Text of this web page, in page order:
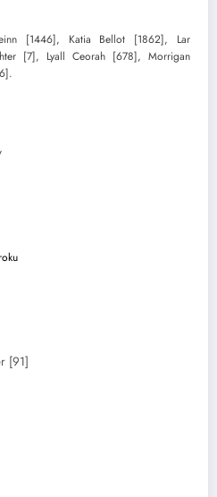
[1446], Katia Bellot [1862], Lar
[7], Lyall Ceorah [678], Morrigan
[91]